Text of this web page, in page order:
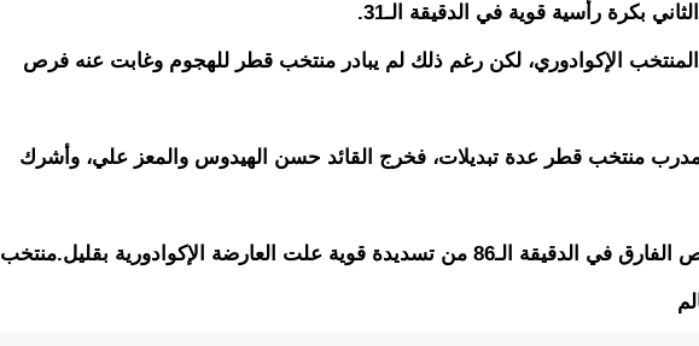
بكرة رأسية قوية في الدقيقة الـ31.
الإكوادوري، لكن رغم ذلك لم يبادر منتخب قطر للهجوم وغابت عنه فرص
منتخب قطر عدة تبديلات، فخرج القائد حسن الهيدوس والمعز علي، وأشرك
وكاد مونتاري أن يسجل هدف تقليص الفارق في الدقيقة الـ86 من تسديدة قوية علت العارضة الإكوادورية بقليل.منتخب